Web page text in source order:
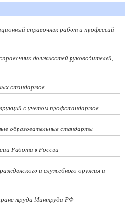
справочник работ и профессий
должностей руководителей,
стандартов
с учетом профстандартов
образовательные стандарты
Работа в России
и служебного оружия и
труда Минтруда РФ